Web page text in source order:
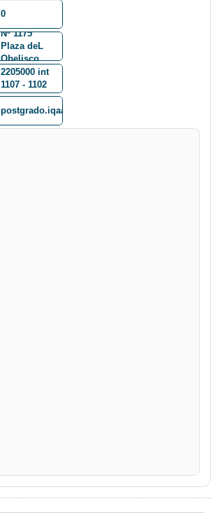
0
Av. Mcal.
Nº 1175
Plaza deL
Obelisco
Edif. Fac.
Ingeniería
2205000 int
1107 - 1102
postgrado.iqaa@gmail.com